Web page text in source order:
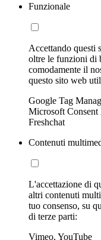
Funzionale
Accettando questi
oltre le funzioni di
comodamente il
questo sito web
Google Tag
Microsoft
Freshchat
Contenuti
L'accettazione di
altri contenuti
tuo consenso, su
di terze parti:
Vimeo, YouTube